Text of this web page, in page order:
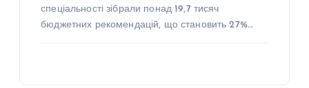
спеціальності зібрали понад 19,7 тисяч
бюджетних рекомендацій, що становить 27%…